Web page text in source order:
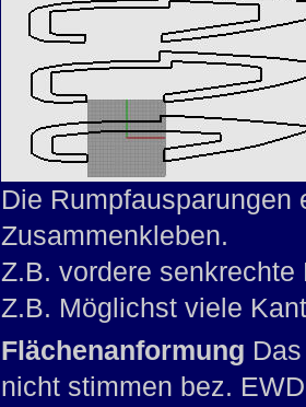
Die Rumpfausparungen
Zusammenkleben.
Z.B. vordere
Z.B. Möglichst viele
Flächenanformung
nicht stimmen bez.